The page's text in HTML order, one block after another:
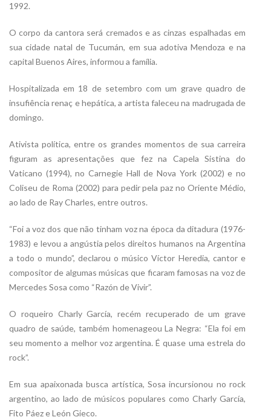
1992.
O corpo da cantora será cremados e as cinzas espalhadas em
sua cidade natal de Tucumán, em sua adotiva Mendoza e na
capital Buenos Aires, informou a família.
Hospitalizada em 18 de setembro com um grave quadro de
insufiência renaç e hepática, a artista faleceu na madrugada de
domingo.
Ativista política, entre os grandes momentos de sua carreira
figuram as apresentações que fez na Capela Sistina do
Vaticano (1994), no Carnegie Hall de Nova York (2002) e no
Coliseu de Roma (2002) para pedir pela paz no Oriente Médio,
ao lado de Ray Charles, entre outros.
“Foi a voz dos que não tinham voz na época da ditadura (1976-
1983) e levou a angústia pelos direitos humanos na Argentina
a todo o mundo”, declarou o músico Víctor Heredia, cantor e
compositor de algumas músicas que ficaram famosas na voz de
Mercedes Sosa como “Razón de Vivir”.
O roqueiro Charly García, recém recuperado de um grave
quadro de saúde, também homenageou La Negra: “Ela foi em
seu momento a melhor voz argentina. É quase uma estrela do
rock”.
Em sua apaixonada busca artística, Sosa incursionou no rock
argentino, ao lado de músicos populares como Charly García,
Fito Páez e León Gieco.